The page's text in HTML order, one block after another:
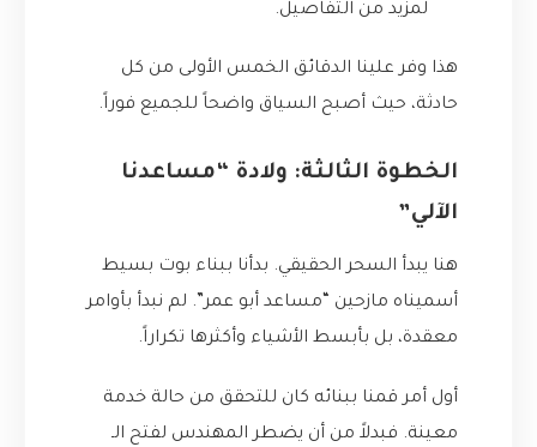
لمزيد من التفاصيل.
هذا وفر علينا الدقائق الخمس الأولى من كل
حادثة، حيث أصبح السياق واضحاً للجميع فوراً.
الخطوة الثالثة: ولادة “مساعدنا
الآلي”
هنا يبدأ السحر الحقيقي. بدأنا ببناء بوت بسيط
أسميناه مازحين “مساعد أبو عمر”. لم نبدأ بأوامر
معقدة، بل بأبسط الأشياء وأكثرها تكراراً.
أول أمر قمنا ببنائه كان للتحقق من حالة خدمة
معينة. فبدلاً من أن يضطر المهندس لفتح الـ